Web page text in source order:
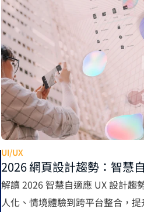
UI/UX
2026 網頁設計趨勢：智慧
UX
解讀 2026 智慧自適應 UX 設計趨
人化、情境體驗到跨平台整合，提